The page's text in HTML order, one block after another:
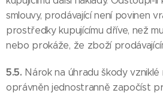
smlouvy, prodávající není povinen
prostředky kupujícímu dříve, než
nebo prokáže, že zboží
5.5. Nárok na úhradu škody
oprávněn jednostranně započíst